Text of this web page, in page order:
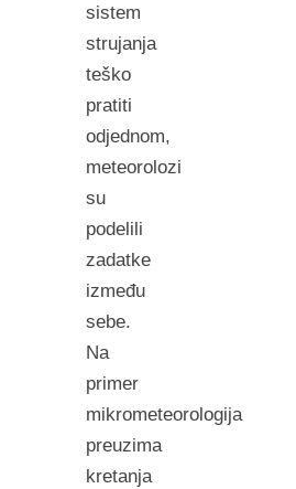
sistem
strujanja
teško
pratiti
odjednom,
meteorolozi
su
podelili
zadatke
između
sebe.
Na
primer
mikrometeorologija
preuzima
kretanja